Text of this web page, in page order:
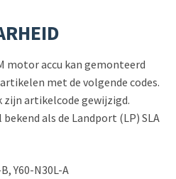
motor accu kan gemonteerd
met de volgende codes.
artikelcode gewijzigd.
als de Landport (LP) SLA
Y60-N30L-A